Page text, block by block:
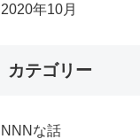
2020年10月
カテゴリー
NNNな話